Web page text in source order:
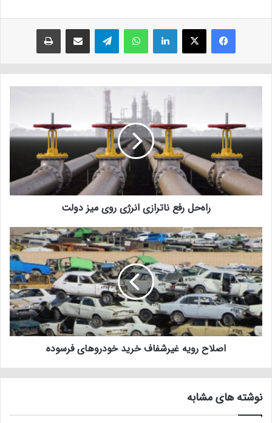
فیسبوک ایکس لینکداین واتس آپ تلگرام
راه‌حل‌ رفع ناترازی انرژی روی میز دولت
اصلاح رویه غیرشفاف خرید خودرو‌های فرسوده
نوشته های مشابه